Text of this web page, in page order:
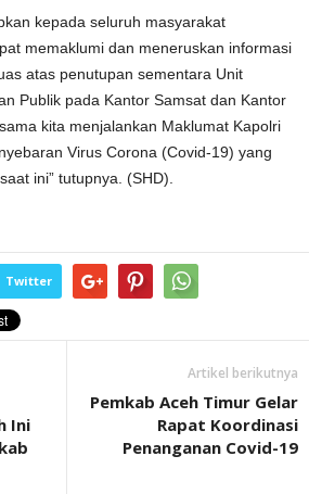
kepada seluruh masyarakat
memaklumi dan meneruskan informasi
atas penutupan sementara Unit
Publik pada Kantor Samsat dan Kantor
kita menjalankan Maklumat Kapolri
Virus Corona (Covid-19) yang
ini” tutupnya. (SHD).
Twitter
Ini
Artikel berikutnya
Pemkab Aceh Timur Gelar
Rapat Koordinasi
Penanganan Covid-19